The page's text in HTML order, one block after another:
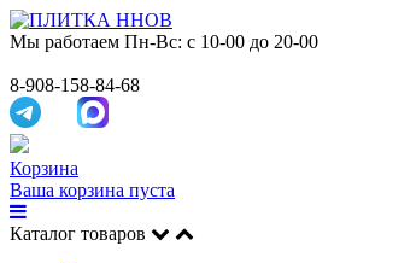
Мы работаем Пн-Вс: с 10-00 до 20-00
8-908-158-84-68
Корзина
Ваша корзина пуста
Каталог товаров